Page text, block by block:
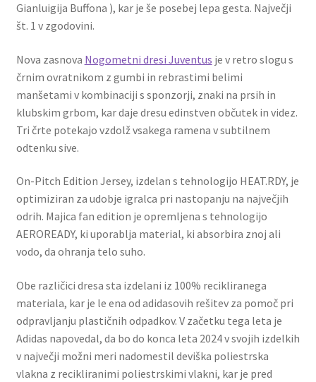
Gianluigija Buffona ), kar je še posebej lepa gesta. Največji
št. 1 v zgodovini.
Nova zasnova Nogometni dresi Juventus je v retro slogu s
črnim ovratnikom z gumbi in rebrastimi belimi
manšetami v kombinaciji s sponzorji, znaki na prsih in
klubskim grbom, kar daje dresu edinstven občutek in videz.
Tri črte potekajo vzdolž vsakega ramena v subtilnem
odtenku sive.
On-Pitch Edition Jersey, izdelan s tehnologijo HEAT.RDY, je
optimiziran za udobje igralca pri nastopanju na največjih
odrih. Majica fan edition je opremljena s tehnologijo
AEROREADY, ki uporablja material, ki absorbira znoj ali
vodo, da ohranja telo suho.
Obe različici dresa sta izdelani iz 100% recikliranega
materiala, kar je le ena od adidasovih rešitev za pomoč pri
odpravljanju plastičnih odpadkov. V začetku tega leta je
Adidas napovedal, da bo do konca leta 2024 v svojih izdelkih
v največji možni meri nadomestil deviška poliestrska
vlakna z recikliranimi poliestrskimi vlakni, kar je pred